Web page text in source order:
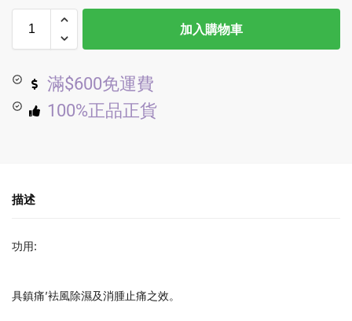
加入購物車
滿$600免運費
100%正品正貨
描述
功用:
具鎮痛’袪風除濕及消腫止痛之效。